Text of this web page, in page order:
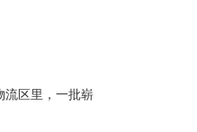
流区里，一批崭